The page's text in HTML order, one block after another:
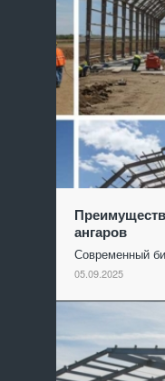
ангаров
Современный
05.09.2025